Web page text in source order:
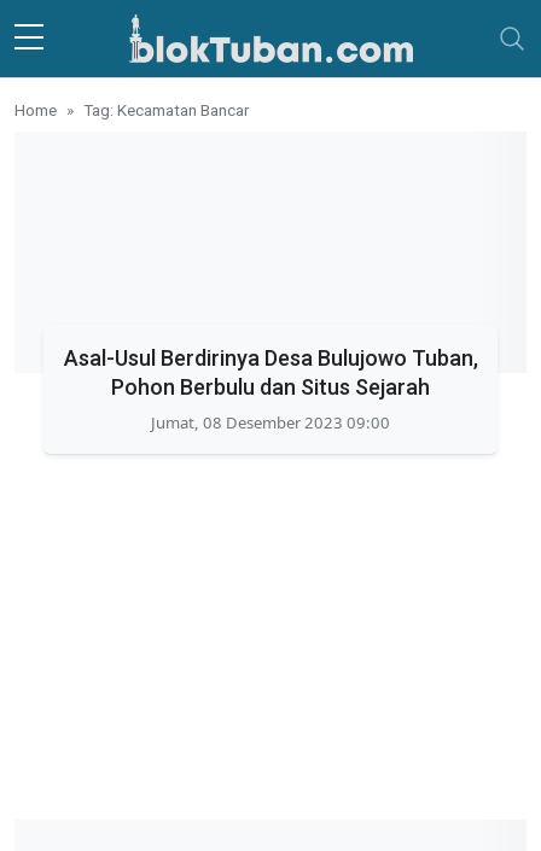
Skip to main content
Home Tag: Kecamatan Bancar
Asal-Usul Berdirinya Desa Bulujowo Tuban,
Pohon Berbulu dan Situs Sejarah
Jumat, 08 Desember 2023 09:00